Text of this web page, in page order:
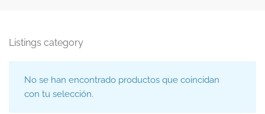
Listings category
No se han encontrado productos que coincidan
con tu selección.